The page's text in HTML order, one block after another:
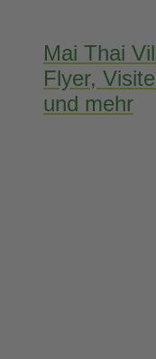
Mai Thai
Flyer,
und mehr